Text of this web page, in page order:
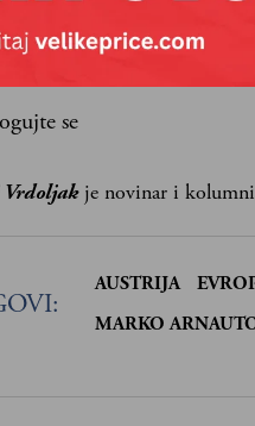
se
je novinar i
AUSTRIJA
MARKO